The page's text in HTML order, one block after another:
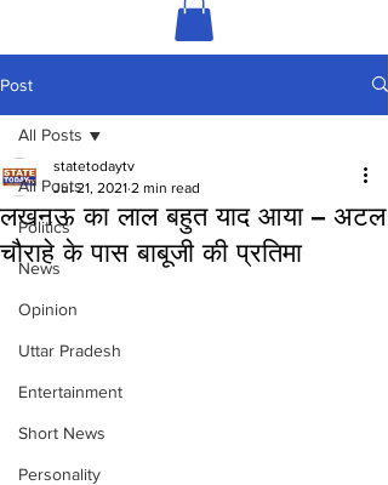
Post
All Posts
Politics
News
Opinion
Uttar Pradesh
Entertainment
Short News
Personality
All Posts
लखनऊ का लाल बहुत याद आया – अटल
चौराहे के पास बाबूजी की प्रतिमा
statetodaytv
Jul 21, 2021 2 min read